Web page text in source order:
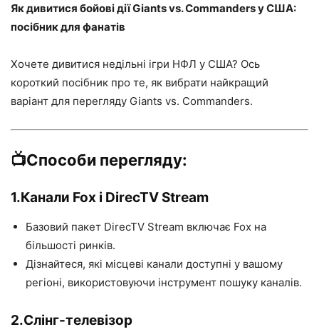
Як дивитися бойові дії Giants vs. Commanders у США:
посібник для фанатів
Хочете дивитися недільні ігри НФЛ у США? Ось
короткий посібник про те, як вибрати найкращий
варіант для перегляду Giants vs. Commanders.
📺Способи перегляду:
1.Канали Fox і DirecTV Stream
Базовий пакет DirecTV Stream включає Fox на
більшості ринків.
Дізнайтеся, які місцеві канали доступні у вашому
регіоні, використовуючи інструмент пошуку каналів.
2.Слінг-телевізор